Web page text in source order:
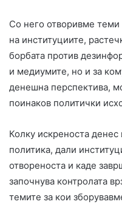
Со него отворивме теми
на институциите,
борбата против
и медиумите, но и за
денешна перспектива,
поинаков политички
Колку искреноста
политика, дали
отвореноста и каде
започнува контролата
темите за кои